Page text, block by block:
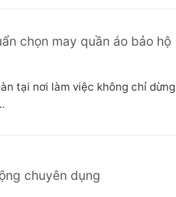
chọn may quần áo bảo hộ
tại nơi làm việc không chỉ dừng
chuyên dụng